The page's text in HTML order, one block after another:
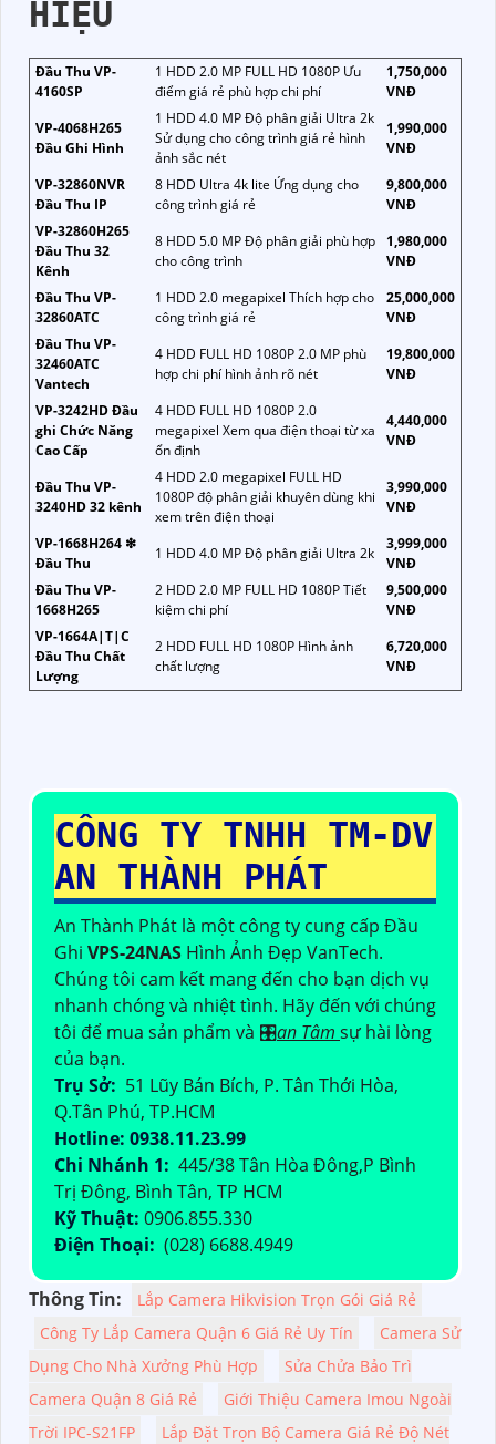
HIỆU
Đầu Thu VP-
4160SP
1 HDD 2.0 MP FULL HD 1080P Ưu
điểm giá rẻ phù hợp chi phí
1,750,000
VNĐ
VP-4068H265
Đầu Ghi Hình
1 HDD 4.0 MP Độ phân giải Ultra 2k
Sử dụng cho công trình giá rẻ hình
ảnh sắc nét
1,990,000
VNĐ
VP-32860NVR
Đầu Thu IP
8 HDD Ultra 4k lite Ứng dụng cho
công trình giá rẻ
9,800,000
VNĐ
VP-32860H265
Đầu Thu 32
Kênh
8 HDD 5.0 MP Độ phân giải phù hợp
cho công trình
1,980,000
VNĐ
Đầu Thu VP-
32860ATC
1 HDD 2.0 megapixel Thích hợp cho
công trình giá rẻ
25,000,000
VNĐ
Đầu Thu VP-
32460ATC
Vantech
4 HDD FULL HD 1080P 2.0 MP phù
hợp chi phí hình ảnh rõ nét
19,800,000
VNĐ
VP-3242HD Đầu
ghi Chức Năng
Cao Cấp
4 HDD FULL HD 1080P 2.0
megapixel Xem qua điện thoại từ xa
ổn định
4,440,000
VNĐ
Đầu Thu VP-
3240HD 32 kênh
4 HDD 2.0 megapixel FULL HD
1080P độ phân giải khuyên dùng khi
xem trên điện thoại
3,990,000
VNĐ
VP-1668H264 ❇
Đầu Thu
1 HDD 4.0 MP Độ phân giải Ultra 2k
3,999,000
VNĐ
Đầu Thu VP-
1668H265
2 HDD 2.0 MP FULL HD 1080P Tiết
kiệm chi phí
9,500,000
VNĐ
VP-1664A|T|C
Đầu Thu Chất
Lượng
2 HDD FULL HD 1080P Hình ảnh
chất lượng
6,720,000
VNĐ
CÔNG TY TNHH TM-DV
AN THÀNH PHÁT
An Thành Phát là một công ty cung cấp Đầu
Ghi VPS-24NAS Hình Ảnh Đẹp VanTech.
Chúng tôi cam kết mang đến cho bạn dịch vụ
nhanh chóng và nhiệt tình. Hãy đến với chúng
tôi để mua sản phẩm và 🎛an Tâm sự hài lòng
của bạn.
Trụ Sở: 51 Lũy Bán Bích, P. Tân Thới Hòa,
Q.Tân Phú, TP.HCM
Hotline: 0938.11.23.99
Chi Nhánh 1: 445/38 Tân Hòa Đông,P Bình
Trị Đông, Bình Tân, TP HCM
Kỹ Thuật: 0906.855.330
Điện Thoại: (028) 6688.4949
Thông Tin:
Lắp Camera Hikvision Trọn Gói Giá Rẻ
Công Ty Lắp Camera Quận 6 Giá Rẻ Uy Tín
Camera Sử
Dụng Cho Nhà Xưởng Phù Hợp
Sửa Chửa Bảo Trì
Camera Quận 8 Giá Rẻ
Giới Thiệu Camera Imou Ngoài
Trời IPC-S21FP
Lắp Đặt Trọn Bộ Camera Giá Rẻ Độ Nét